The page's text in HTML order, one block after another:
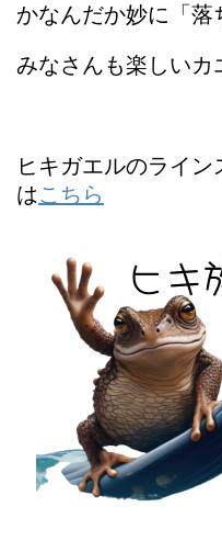
かなんだか妙に「落
みなさんも楽しいカ
ヒキガエルのライ
はこちら